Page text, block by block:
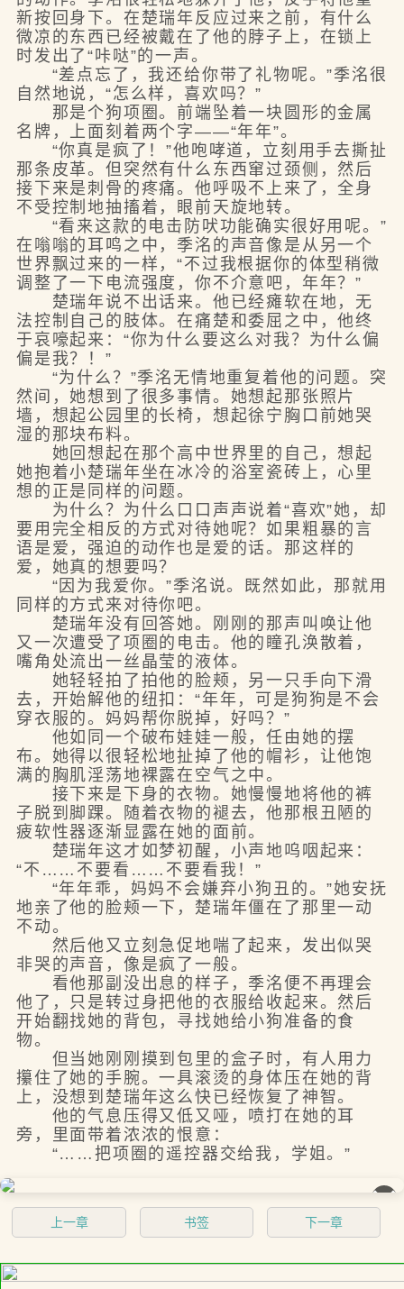
新按回身下。在楚瑞年反应过来之前，有什么
微凉的东西已经被戴在了他的脖子上，在锁上
时发出了“咔哒”的一声。
“差点忘了，我还给你带了礼物呢。”季洺很
自然地说，“怎么样，喜欢吗？”
那是个狗项圈。前端坠着一块圆形的金属
名牌，上面刻着两个字——“年年”。
“你真是疯了！”他咆哮道，立刻用手去撕扯
那条皮革。但突然有什么东西窜过颈侧，然后
接下来是刺骨的疼痛。他呼吸不上来了，全身
不受控制地抽搐着，眼前天旋地转。
“看来这款的电击防吠功能确实很好用呢。”
在嗡嗡的耳鸣之中，季洺的声音像是从另一个
世界飘过来的一样，“不过我根据你的体型稍微
调整了一下电流强度，你不介意吧，年年？”
楚瑞年说不出话来。他已经瘫软在地，无
法控制自己的肢体。在痛楚和委屈之中，他终
于哀嚎起来：“你为什么要这么对我？为什么偏
偏是我？！”
“为什么？”季洺无情地重复着他的问题。突
然间，她想到了很多事情。她想起那张照片
墙，想起公园里的长椅，想起徐宁胸口前她哭
湿的那块布料。
她回想起在那个高中世界里的自己，想起
她抱着小楚瑞年坐在冰冷的浴室瓷砖上，心里
想的正是同样的问题。
为什么？为什么口口声声说着“喜欢”她，却
要用完全相反的方式对待她呢？如果粗暴的言
语是爱，强迫的动作也是爱的话。那这样的
爱，她真的想要吗？
“因为我爱你。”季洺说。既然如此，那就用
同样的方式来对待你吧。
楚瑞年没有回答她。刚刚的那声叫唤让他
又一次遭受了项圈的电击。他的瞳孔涣散着，
嘴角处流出一丝晶莹的液体。
她轻轻拍了拍他的脸颊，另一只手向下滑
去，开始解他的纽扣：“年年，可是狗狗是不会
穿衣服的。妈妈帮你脱掉，好吗？”
他如同一个破布娃娃一般，任由她的摆
布。她得以很轻松地扯掉了他的帽衫，让他饱
满的胸肌淫荡地裸露在空气之中。
接下来是下身的衣物。她慢慢地将他的裤
子脱到脚踝。随着衣物的褪去，他那根丑陋的
疲软性器逐渐显露在她的面前。
楚瑞年这才如梦初醒，小声地呜咽起来：
“不……不要看……不要看我！”
“年年乖，妈妈不会嫌弃小狗丑的。”她安抚
地亲了他的脸颊一下，楚瑞年僵在了那里一动
不动。
然后他又立刻急促地喘了起来，发出似哭
非哭的声音，像是疯了一般。
看他那副没出息的样子，季洺便不再理会
他了，只是转过身把他的衣服给收起来。然后
开始翻找她的背包，寻找她给小狗准备的食
物。
但当她刚刚摸到包里的盒子时，有人用力
攥住了她的手腕。一具滚烫的身体压在她的背
上，没想到楚瑞年这么快已经恢复了神智。
他的气息压得又低又哑，喷打在她的耳
旁，里面带着浓浓的恨意：
“……把项圈的遥控器交给我，学姐。”
��
上一章 书签 下一章